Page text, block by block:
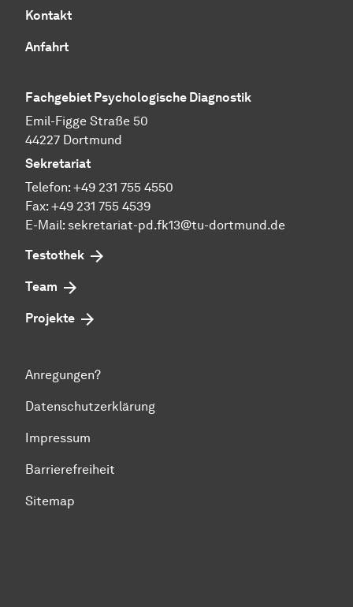
Kontakt
Anfahrt
Fachgebiet Psychologische Diagnostik
Emil-Figge Straße 50
44227 Dortmund
Sekretariat
Telefon: +49 231 755 4550
Fax: +49 231 755 4539
E-Mail: sekretariat-pd.fk13@tu-dortmund.de
Testothek
Team
Projekte
Anregungen?
Datenschutzerklärung
Impressum
Barrierefreiheit
Sitemap